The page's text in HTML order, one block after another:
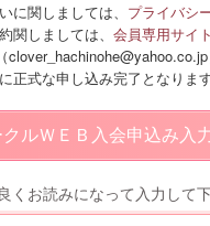
に関しましては、 プライバシ
関しましては、 会員専用サイ
正式な申し込み完了となります
ルＷＥＢ入会申込み入
くお読みになって入力して